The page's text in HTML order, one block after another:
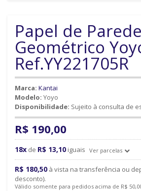
Papel de Parede
Geométrico
Ref.YY221705R
Marca: Kantai
Modelo: Yoyo
Disponibilidade: Sujeito à consulta de
R$ 190,00
18x de R$ 13,10 iguais Ver parcelas
R$ 180,50 à vista na transferência ou
desconto).
Válido somente para pedidos acima de R$